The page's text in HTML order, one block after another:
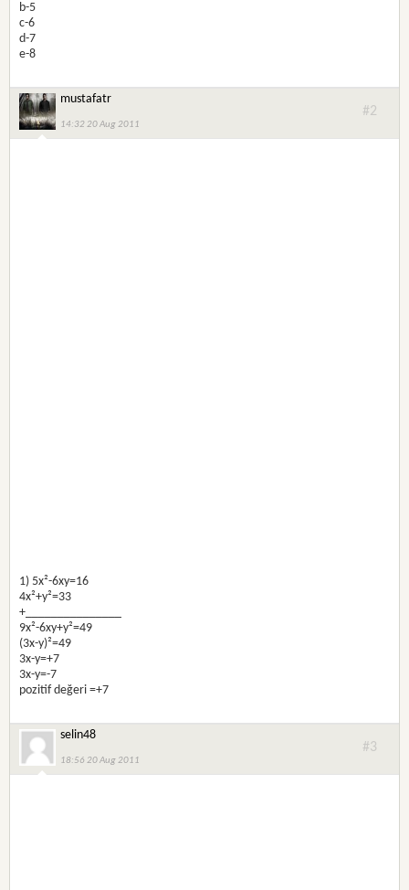
b-5
c-6
d-7
e-8
mustafatr
14:32 20 Aug 2011
#2
1) 5x²-6xy=16
4x²+y²=33
+_______________
9x²-6xy+y²=49
(3x-y)²=49
3x-y=+7
3x-y=-7
pozitif değeri =+7
selin48
18:56 20 Aug 2011
#3